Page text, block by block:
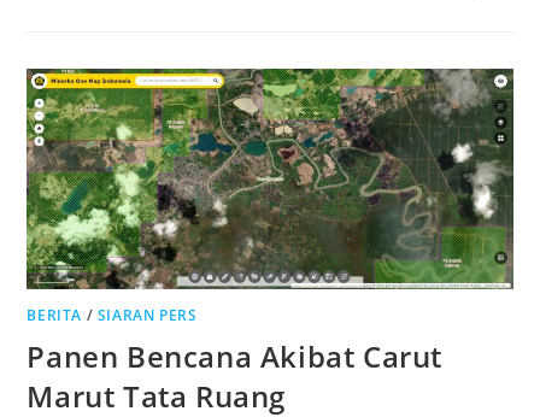
BERITA / SIARAN PERS
Panen Bencana Akibat Carut
Marut Tata Ruang